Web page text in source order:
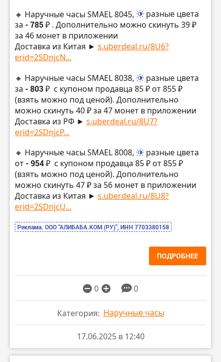
🔸 Наручные часы SMAEL 8045,
разные цвета
за - 785 ₽ . Дополнительно можно скинуть 39 ₽
за 46 монет в приложении
Доставка из Китая ► s.uberdeal.ru/8U6?
erid=2SDnjcN...
🔸 Наручные часы SMAEL 8038,
разные цвета
за - 803 ₽ с купоном продавца 85 ₽ от 855 ₽
(взять можно под ценой). Дополнительно
можно скинуть 40 ₽ за 47 монет в приложении
Доставка из РФ ► s.uberdeal.ru/8U7?
erid=2SDnjcP...
🔸 Наручные часы SMAEL 8008,
разные цвета
от- 954 ₽ с купоном продавца 85 ₽ от 855 ₽
(взять можно под ценой). Дополнительно
можно скинуть 47 ₽ за 56 монет в приложении
Доставка из Китая ► s.uberdeal.ru/8U8?
erid=2SDnjcU...
Реклама. ООО “АЛИБАБА.КОМ (РУ)”, ИНН 7703380158
ПОДРОБНЕЕ
0 0
Категория: Наручные часы
17.06.2025 в 12:40